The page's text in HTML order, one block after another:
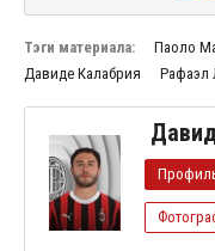
Тэги материала: Паоло
Давиде Калабрия
Рафаэл